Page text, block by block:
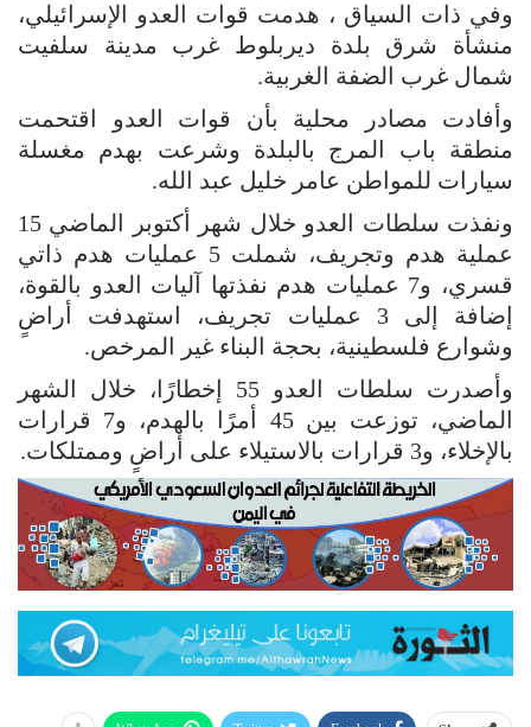
وفي ذات السياق ، هدمت قوات العدو الإسرائيلي،
منشأة شرق بلدة ديربلوط غرب مدينة سلفيت
شمال غرب الضفة الغربية.
وأفادت مصادر محلية بأن قوات العدو اقتحمت
منطقة باب المرج بالبلدة وشرعت بهدم مغسلة
سيارات للمواطن عامر خليل عبد الله.
ونفذت سلطات العدو خلال شهر أكتوبر الماضي 15
عملية هدم وتجريف، شملت 5 عمليات هدم ذاتي
قسري، و7 عمليات هدم نفذتها آليات العدو بالقوة،
إضافة إلى 3 عمليات تجريف، استهدفت أراضٍ
وشوارع فلسطينية، بحجة البناء غير المرخص.
وأصدرت سلطات العدو 55 إخطارًا، خلال الشهر
الماضي، توزعت بين 45 أمرًا بالهدم، و7 قرارات
بالإخلاء، و3 قرارات بالاستيلاء على أراضٍ وممتلكات.